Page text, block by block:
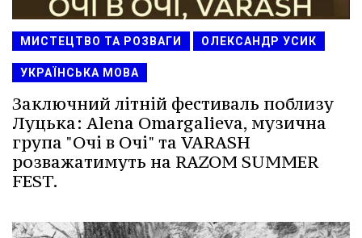
МИСТЕЦТВО ТА РОЗВАГИ ОЛЕКСАНДР УСИК
УКРАЇНСЬКА МОВА
Заключний літній фестиваль поблизу
Луцька: Alena Omargalieva, музична
група "Очі в Очі" та VARASH
розважатимуть на RAZOM SUMMER
FEST.